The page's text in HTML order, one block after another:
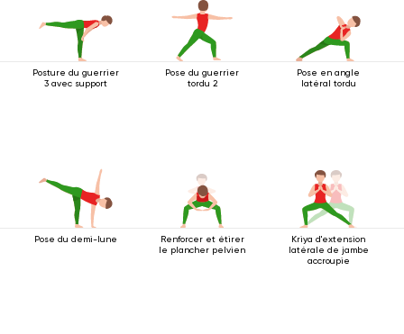
Posture du guerrier
3 avec support
Pose du guerrier
tordu 2
Pose en angle
latéral tordu
Pose du demi-lune
Renforcer et étirer
le plancher pelvien
Kriya d'extension
latérale de jambe
accroupie